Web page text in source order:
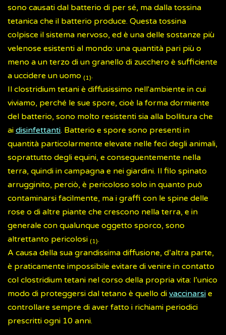
sono causati dal batterio di per sé, ma dalla tossina
tetanica che il batterio produce. Questa tossina
colpisce il sistema nervoso, ed è una delle sostanze più
velenose esistenti al mondo: una quantità pari più o
meno a un terzo di un granello di zucchero è sufficiente
a uccidere un uomo (1).
Il clostridium tetani è diffusissimo nell'ambiente in cui
viviamo, perché le sue spore, cioè la forma dormiente
del batterio, sono molto resistenti sia alla bollitura che
ai disinfettanti. Batterio e spore sono presenti in
quantità particolarmente elevate nelle feci degli animali,
soprattutto degli equini, e conseguentemente nella
terra, quindi in campagna e nei giardini. Il filo spinato
arrugginito, perciò, è pericoloso solo in quanto può
contaminarsi facilmente, ma i graffi con le spine delle
rose o di altre piante che crescono nella terra, e in
generale con qualunque oggetto sporco, sono
altrettanto pericolosi (1).
A causa della sua grandissima diffusione, d’altra parte,
è praticamente impossibile evitare di venire in contatto
col clostridium tetani nel corso della propria vita: l’unico
modo di proteggersi dal tetano è quello di vaccinarsi e
controllare sempre di aver fatto i richiami periodici
prescritti ogni 10 anni.